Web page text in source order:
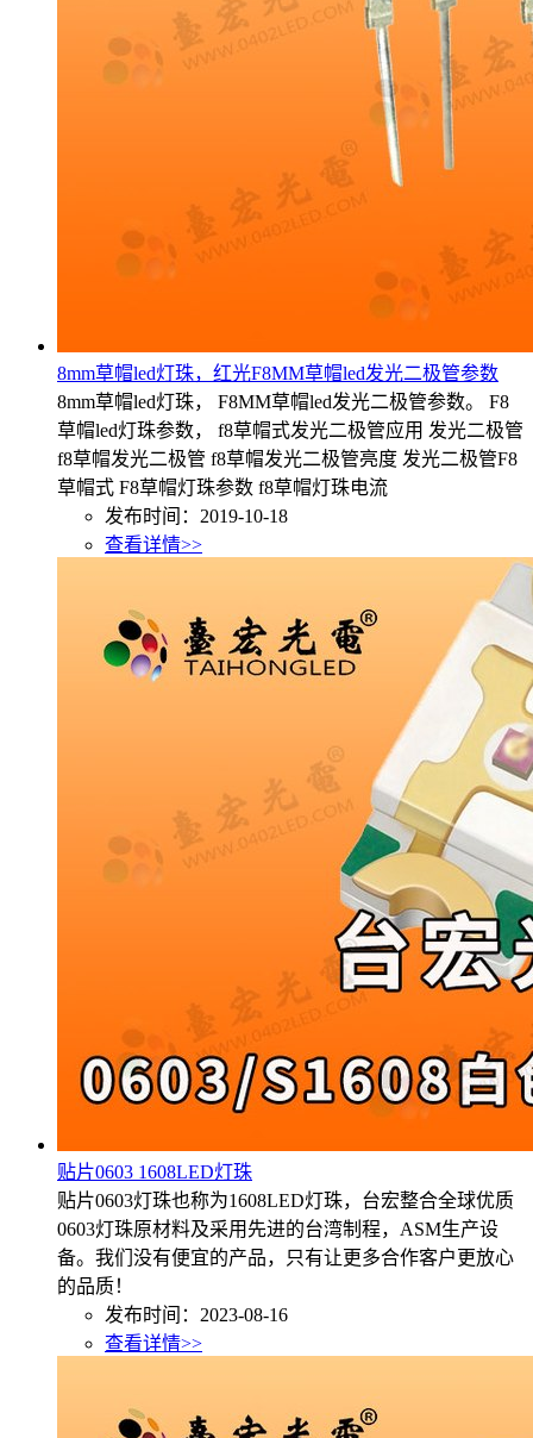
8mm草帽led灯珠，红光F8MM草帽led发光二极管参数
8mm草帽led灯珠， F8MM草帽led发光二极管参数。 F8
草帽led灯珠参数， f8草帽式发光二极管应用 发光二极管
f8草帽发光二极管 f8草帽发光二极管亮度 发光二极管F8
草帽式 F8草帽灯珠参数 f8草帽灯珠电流
发布时间：2019-10-18
查看详情>>
贴片0603 1608LED灯珠
贴片0603灯珠也称为1608LED灯珠，台宏整合全球优质
0603灯珠原材料及采用先进的台湾制程，ASM生产设
备。我们没有便宜的产品，只有让更多合作客户更放心
的品质！
发布时间：2023-08-16
查看详情>>